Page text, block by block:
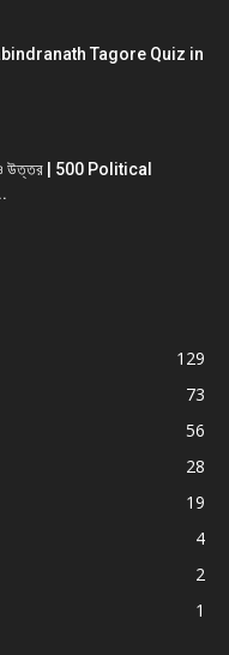
Rabindranath Tagore Quiz in
ও উত্তর | 500 Political
129
73
56
28
19
4
2
1